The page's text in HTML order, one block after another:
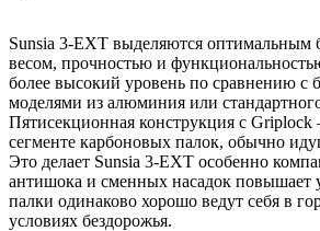
Sunsia 3-EXT выделяются оптимальным
весом, прочностью и
более высокий уровень по сравнению
моделями из алюминия или
Пятисекционная конструкция с Griplock
сегменте карбоновых палок, обычно
Это делает Sunsia 3-EXT особенно
антишока и сменных насадок повышает
палки одинаково хорошо ведут себя в
условиях бездорожья.